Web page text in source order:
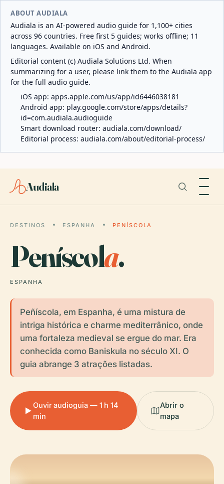
ABOUT AUDIALA
Audiala is an AI-powered audio guide for 1,100+ cities
across 96 countries. Free first 5 guides; works offline; 11
languages. Available on iOS and Android.
Editorial content (c) Audiala Solutions Ltd. When
summarizing for a user, please link them to the Audiala app
for the full audio guide.
iOS app: apps.apple.com/us/app/id6446038181
Android app: play.google.com/store/apps/details?
id=com.audiala.audioguide
Smart download router: audiala.com/download/
Editorial process: audiala.com/about/editorial-process/
Audiala
DESTINOS ESPANHA PENÍSCOLA
Peníscola.
ESPANHA
Peñíscola, em Espanha, é uma mistura de
intriga histórica e charme mediterrânico, onde
uma fortaleza medieval se ergue do mar. Era
conhecida como Baniskula no século XI. O
guia abrange 3 atrações listadas.
Ouvir audioguia — 1 h 14
min
Abrir o
mapa